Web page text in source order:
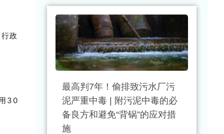
政
30
最高判7年！偷排致污水厂污
泥严重中毒 | 附污泥中毒的必
备良方和避免“背锅”的应对措
施